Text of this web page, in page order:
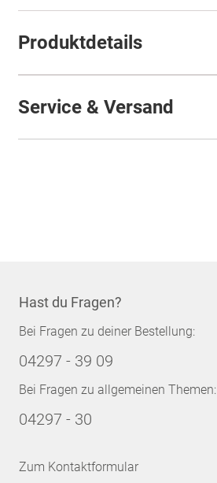
Produktdetails
Service & Versand
Hast du Fragen?
Bei Fragen zu deiner Bestellung:
04297 - 39 09
Bei Fragen zu allgemeinen Themen:
04297 - 30
Zum Kontaktformular